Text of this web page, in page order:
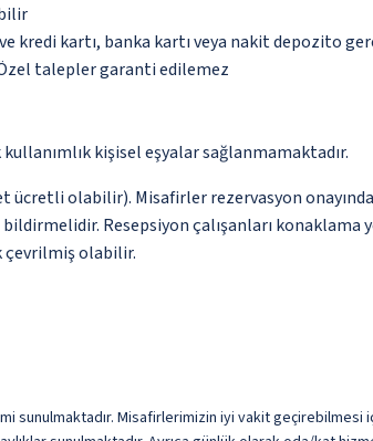
kredi kartı, banka kartı veya nakit depozito
talepler garanti edilemez
kişisel eşyalar sağlanmamaktadır.
ücretli olabilir). Misafirler rezervasyon
Resepsiyon çalışanları konaklama
çevrilmiş olabilir.
Misafirlerimizin iyi vakit geçirebilmesi